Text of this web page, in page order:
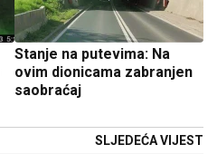
Stanje na putevima: Na
ovim dionicama zabranjen
saobraćaj
SLJEDEĆA VIJEST